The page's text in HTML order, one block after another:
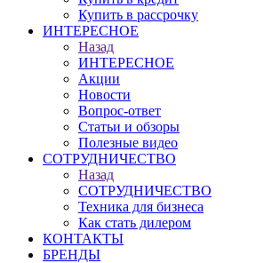
Купить в рассрочку
ИНТЕРЕСНОЕ
Назад
ИНТЕРЕСНОЕ
Акции
Новости
Вопрос-ответ
Статьи и обзоры
Полезные видео
СОТРУДНИЧЕСТВО
Назад
СОТРУДНИЧЕСТВО
Техника для бизнеса
Как стать дилером
КОНТАКТЫ
БРЕНДЫ